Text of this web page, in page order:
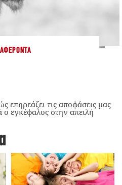
επηρεάζει τις αποφάσεις μας
εγκέφαλος στην απειλή